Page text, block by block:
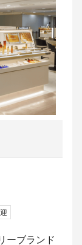
ーブランド